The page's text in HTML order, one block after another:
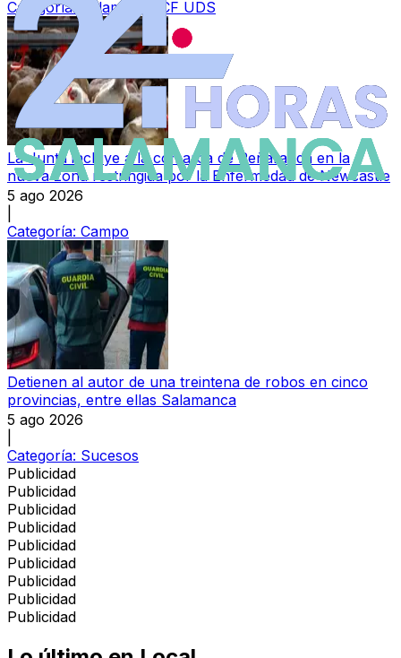
Categoría:
Salamanca CF UDS
La Junta incluye a la comarca de Peñaranda en la
nueva zona restringida por la Enfermedad de Newcastle
5 ago 2026
Categoría: Campo
Detienen al autor de una treintena de robos en cinco
provincias, entre ellas Salamanca
5 ago 2026
Categoría: Sucesos
Publicidad
Publicidad
Publicidad
Publicidad
Publicidad
Publicidad
Publicidad
Publicidad
Publicidad